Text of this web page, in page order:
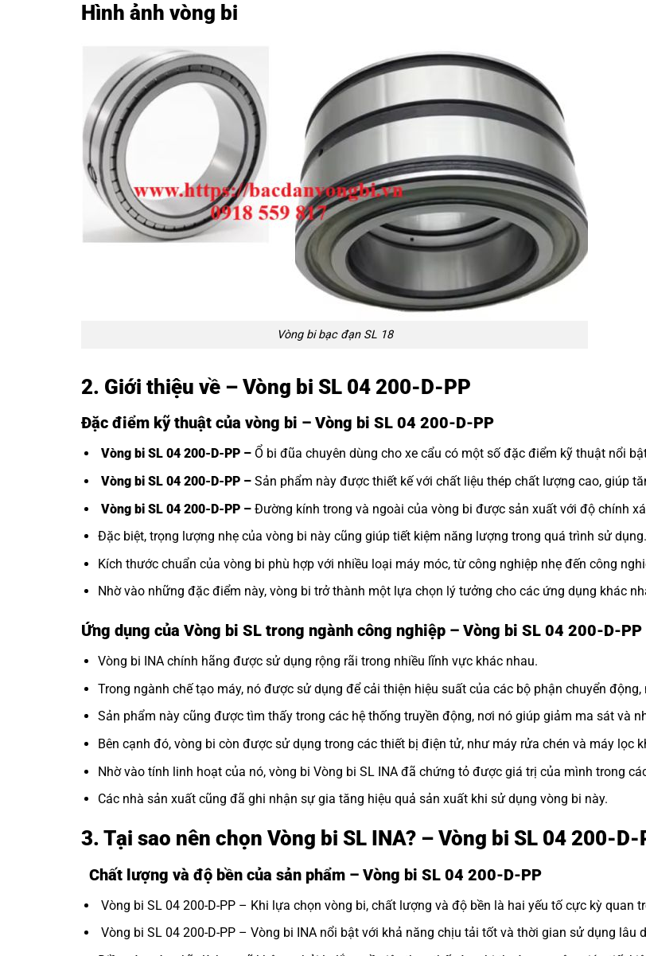
Hình ảnh vòng bi
Vòng bi bạc đạn SL 18
2. Giới thiệu về – Vòng bi SL 04 200-D-PP
Đặc điểm kỹ thuật của vòng bi – Vòng bi SL 04 200-D-PP
Vòng bi SL 04 200-D-PP –Ổ bi đũa chuyên dùng cho xe cẩu có một số đặc điểm kỹ thuật nổi
Vòng bi SL 04 200-D-PP –Sản phẩm này được thiết kế với chất liệu thép chất lượng cao, giúp
Vòng bi SL 04 200-D-PP –Đường kính trong và ngoài của vòng bi được sản xuất với độ chính
Đặc biệt, trọng lượng nhẹ của vòng bi này cũng giúp tiết kiệm năng lượng trong quá trình sử dụng.
Kích thước chuẩn của vòng bi phù hợp với nhiều loại máy móc, từ công nghiệp nhẹ đến công
Nhờ vào những đặc điểm này, vòng bi trở thành một lựa chọn lý tưởng cho các ứng dụng khác
Ứng dụng của Vòng bi SL trong ngành công nghiệp – Vòng bi SL 04 200-D-PP
Vòng bi INAchính hãng được sử dụng rộng rãi trong nhiều lĩnh vực khác nhau.
Trong ngành chế tạo máy, nó được sử dụng để cải thiện hiệu suất của các bộ phận chuyển
Sản phẩm này cũng được tìm thấy trong các hệ thống truyền động, nơi nó giúp giảm ma sát và
Bên cạnh đó, vòng bi còn được sử dụng trong các thiết bị điện tử, như máy rửa chén và máy lọc
Nhờ vào tính linh hoạt của nó, vòng bi Vòng bi SL INA đã chứng tỏ được giá trị của mình trong
Các nhà sản xuất cũng đã ghi nhận sự gia tăng hiệu quả sản xuất khi sử dụng vòng bi này.
3. Tại sao nên chọn Vòng bi SL INA? – Vòng bi SL 04 200-D-
Chất lượng và độ bền của sản phẩm – Vòng bi SL 04 200-D-PP
Vòng bi SL 04 200-D-PP – Khi lựa chọn vòng bi, chất lượng và độ bền là hai yếu tố cực kỳ quan
Vòng bi SL 04 200-D-PP – Vòng bi INA nổi bật với khả năng chịu tải tốt và thời gian sử dụng lâu